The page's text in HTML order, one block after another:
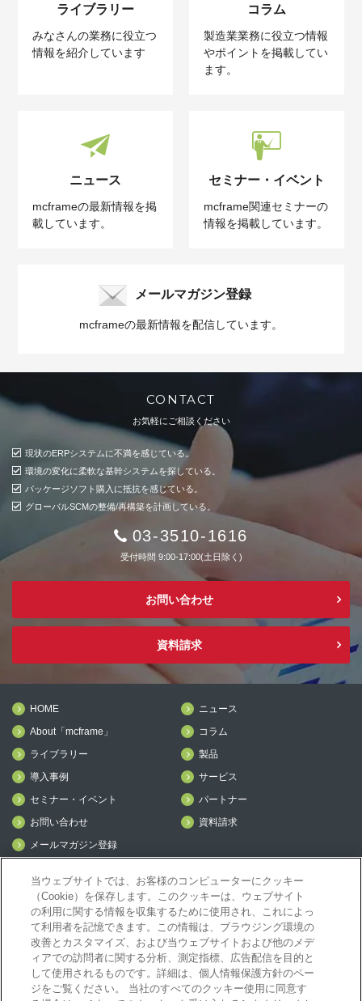
ライブラリー
みなさんの業務に役立つ
情報を紹介しています
コラム
製造業業務に役立つ情報
やポイントを掲載してい
ます。
ニュース
mcframeの最新情報を掲
載しています。
セミナー・イベント
mcframe関連セミナーの
情報を掲載しています。
メールマガジン登録
mcframeの最新情報を配信しています。
CONTACT
お気軽にご相談ください
現状のERPシステムに不満を感じている。
環境の変化に柔軟な基幹システムを探している。
パッケージソフト購入に抵抗を感じている。
グローバルSCMの整備/再構築を計画している。
03-3510-1616
受付時間 9:00-17:00(土日除く)
お問い合わせ
資料請求
HOME
ニュース
About「mcframe」
コラム
ライブラリー
製品
導入事例
サービス
セミナー・イベント
パートナー
お問い合わせ
資料請求
メールマガジン登録
mcframeナビ（ユーザ登録者）
mcframeユーザ会サイト（MCUG会員専用）
ID発行をご希望の方はこちら
パートナー専用サイト
mcframe GAパートナー専用サイト
当ウェブサイトでは、お客様のコンピューターにクッキー
（Cookie）を保存します。このクッキーは、ウェブサイト
の利用に関する情報を収集するために使用され、これによっ
て利用者を記憶できます。この情報は、ブラウジング環境の
改善とカスタマイズ、および当ウェブサイトおよび他のメデ
ィアでの訪問者に関する分析、測定指標、広告配信を目的と
して使用されるものです。詳細は、個人情報保護方針のペー
ジをご覧ください。 当社のすべてのクッキー使用に同意す